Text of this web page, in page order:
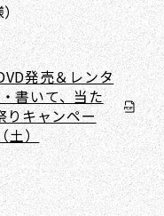
）
発売＆レンタ
書いて、当た
キャンペー
土）